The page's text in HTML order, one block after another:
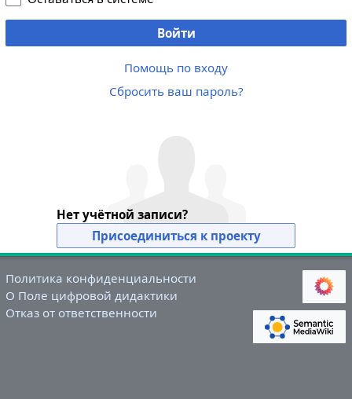
Войти
Помощь по входу
Сбросить ваш пароль?
Нет учётной записи?
Присоединиться к проекту
Политика конфиденциальности
О Поле цифровой дидактики
Отказ от ответственности